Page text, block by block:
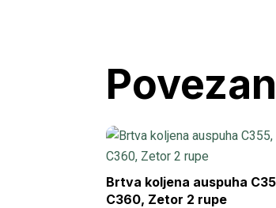
Brtva koljena auspuha
C360, Zetor 2 rupe